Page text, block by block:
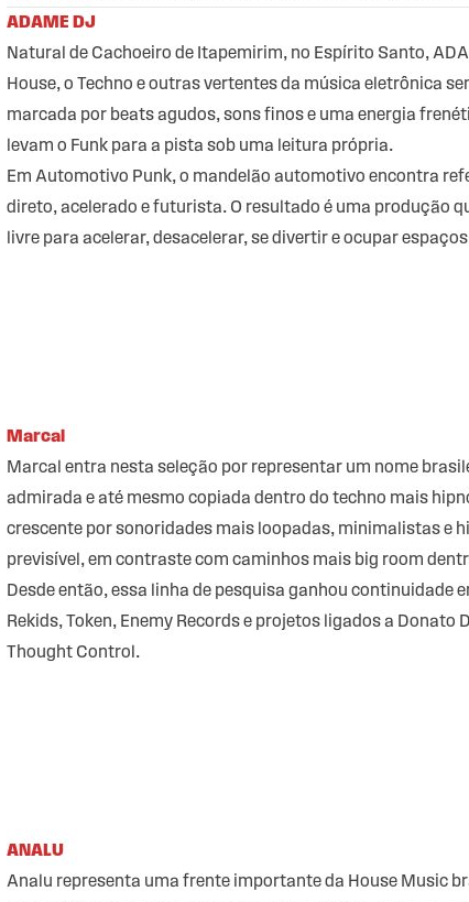
ADAME DJ
Natural de Cachoeiro de Itapemirim, no Espírito Santo,
House, o Techno e outras vertentes da música eletrônica
marcada por beats agudos, sons finos e uma energia
levam o Funk para a pista sob uma leitura própria.
Em Automotivo Punk, o mandelão automotivo encontra
direto, acelerado e futurista. O resultado é uma produção
livre para acelerar, desacelerar, se divertir e ocupar
Marcal
Marcal entra nesta seleção por representar um nome
admirada e até mesmo copiada dentro do techno mais
crescente por sonoridades mais loopadas, minimalistas e
previsível, em contraste com caminhos mais big room
Desde então, essa linha de pesquisa ganhou
Rekids, Token, Enemy Records e projetos ligados a
Thought Control.
ANALU
Analu representa uma frente importante da House Music